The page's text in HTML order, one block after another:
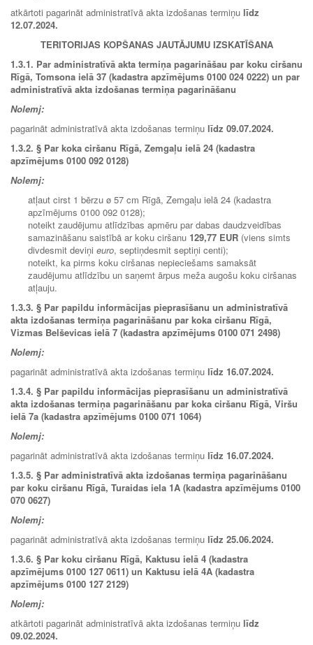
atkārtoti pagarināt administratīvā akta izdošanas termiņu līdz
12.07.2024.
TERITORIJAS KOPŠANAS JAUTĀJUMU IZSKATĪŠANA
1.3.1. Par administratīvā akta termiņa pagarināšau par koku ciršanu
Rīgā, Tomsona ielā 37 (kadastra apzīmējums 0100 024 0222) un par
administratīvā akta izdošanas termiņa pagarināšanu
Nolemj:
pagarināt administratīvā akta izdošanas termiņu līdz 09.07.2024.
1.3.2. § Par koka ciršanu Rīgā, Zemgaļu ielā 24 (kadastra
apzīmējums 0100 092 0128)
Nolemj:
atļaut cirst 1 bērzu ø 57 cm Rīgā, Zemgaļu ielā 24 (kadastra
apzīmējums 0100 092 0128);
noteikt zaudējumu atlīdzības apmēru par dabas daudzveidības
samazināšanu saistībā ar koku ciršanu 129,77 EUR (viens simts
divdesmit deviņi euro, septiņdesmit septiņi centi);
noteikt, ka pirms koku ciršanas nepieciešams samaksāt
zaudējumu atlīdzību un saņemt ārpus meža augošu koku ciršanas
atļauju.
1.3.3. § Par papildu informācijas pieprasīšanu un administratīvā
akta izdošanas termiņa pagarināšanu par koka ciršanu Rīgā,
Vizmas Belševicas ielā 7 (kadastra apzīmējums 0100 071 2498)
Nolemj:
pagarināt administratīvā akta izdošanas termiņu līdz 16.07.2024.
1.3.4. § Par papildu informācijas pieprasīšanu un administratīvā
akta izdošanas termiņa pagarināšanu par koka ciršanu Rīgā, Viršu
ielā 7a (kadastra apzīmējums 0100 071 1064)
Nolemj:
pagarināt administratīvā akta izdošanas termiņu līdz 16.07.2024.
1.3.5. § Par administratīvā akta izdošanas termiņa pagarināšanu
par koku ciršanu Rīgā, Turaidas iela 1A (kadastra apzīmējums 0100
070 0627)
Nolemj:
pagarināt administratīvā akta izdošanas termiņu līdz 25.06.2024.
1.3.6. § Par koku ciršanu Rīgā, Kaktusu ielā 4 (kadastra
apzīmējums 0100 127 0611) un Kaktusu ielā 4A (kadastra
apzīmējums 0100 127 2129)
Nolemj:
atkārtoti pagarināt administratīvā akta izdošanas termiņu līdz
09.02.2024.